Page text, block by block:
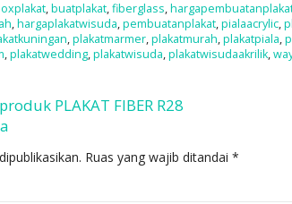
,buatplakat,fiberglass,
,hargaplakatwisuda,pembuatanplakat,pialaacrylic,
,plakatmarmer,plakatmurah,plakatpiala,
,plakatwedding,plakatwisuda,plakatwisudaakrilik,
PLAKAT FIBER R28
Ruas yang wajib ditandai *